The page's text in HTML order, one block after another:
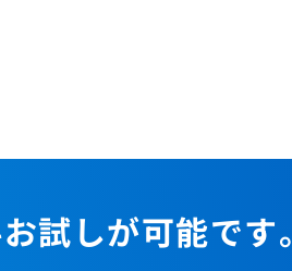
2022年1月
2021年2月
2020年3月
2020年1月
2019年4月
2019年2月
2018年5月
2018年3月
2017年6月
2017年4月
試しが可能です。